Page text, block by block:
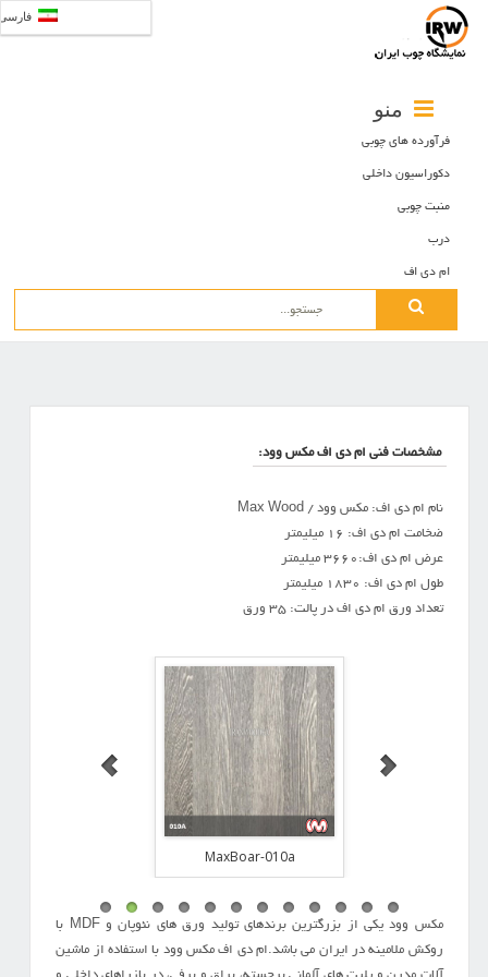
منو
فرآورده های چوبی
دکوراسیون داخلی
منبت چوبی
درب
ام دی اف
Search
مشخصات فنی ام دی اف مکس وود:
نام ام دی اف: مکس وود / Max Wood
ضخامت ام دی اف: 16 میلیمتر
عرض ام دی اف:3660 میلیمتر
طول ام دی اف: 1830 میلیمتر
تعداد ورق ام دی اف در پالت: 35 ورق
MaxBoar-010a
مکس وود یکی از بزرگترین برندهای تولید ورق های نئوپان و MDF با
روکش ملامینه در ایران می باشد.ام دی اف مکس وود با استفاده از ماشین